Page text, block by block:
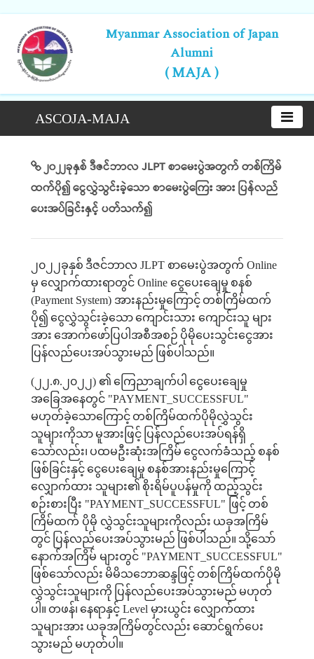
Myanmar Association of Japan
Alumni
( MAJA )
ASCOJA-MAJA
၂၀၂၂ခုနှစ် ဒီဇင်ဘာလ JLPT စာမေးပွဲအတွက် တစ်ကြိမ်
ထက်ပို၍ ငွေလွှဲသွင်းခဲ့သော စာမေးပွဲကြေး အား ပြန်လည်
ပေးအပ်ခြင်းနှင့် ပတ်သက်၍
၂၀၂၂ခုနှစ် ဒီဇင်ဘာလ JLPT စာမေးပွဲအတွက် Online
မှ လျှောက်ထားရာတွင် Onlineငွေပေးချေမှု စနစ်
(Payment System) အားနည်းမှုကြောင့် တစ်ကြိမ်ထက်
ပို၍ ငွေလွှဲသွင်းခဲ့သော ကျောင်းသား ကျောင်းသူ များ
အား အောက်ဖော်ပြပါအစီအစဉ် ပိုမိုပေးသွင်းငွေအား
ပြန်လည်ပေးအပ်သွားမည် ဖြစ်ပါသည်။
( ၂၂.၈. ၂၀၂၂) ၏ ကြေညာချက်ပါ ငွေပေးချေမှု
အခြေအနေတွင် "PAYMENT_SUCCESSFUL"
မဟုတ်ခဲ့သောကြောင့် တစ်ကြိမ်ထက်ပိုမိုလွှဲသွင်း
သူများကိုသာ မူအားဖြင့် ပြန်လည်ပေးအပ်ရန်ရှိ
သော်လည်း၊ ပထမဦးဆုံးအကြိမ် ငွေလက်ခံသည့် စနစ်
ဖြစ်ခြင်းနှင့် ငွေပေးချေမှု စနစ်အားနည်းမှုကြောင့်
လျှောက်ထား သူများ၏ စိုးရိမ်ပူပန်မှုကို ထည့်သွင်း
စဉ်းစားပြီး "PAYMENT_SUCCESSFUL" ဖြင့် တစ်
ကြိမ်ထက် ပိုမို လွှဲသွင်းသူများကိုလည်း ယခုအကြိမ်
တွင် ပြန်လည်ပေးအပ်သွားမည် ဖြစ်ပါသည်။ သို့သော်
နောက်အကြိမ် များတွင် "PAYMENT_SUCCESSFUL"
ဖြစ်သော်လည်း မိမိသဘောဆန္ဒဖြင့် တစ်ကြိမ်ထက်ပိုမို
လွှဲသွင်းသူများကို ပြန်လည်ပေးအပ်သွားမည် မဟုတ်
ပါ။ တဖန်၊ နေရာနှင့် Level မှားယွင်း လျှောက်ထား
သူများအား ယခုအကြိမ်တွင်လည်း ဆောင်ရွက်ပေး
သွားမည် မဟုတ်ပါ။